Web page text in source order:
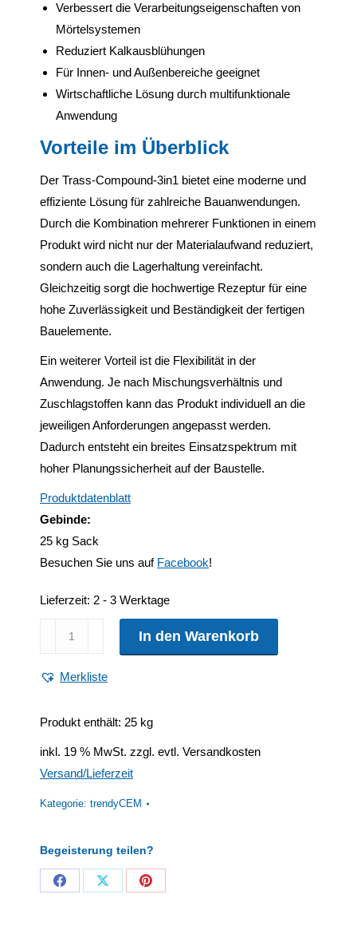
Verbessert die Verarbeitungseigenschaften von
Mörtelsystemen
Reduziert Kalkausblühungen
Für Innen- und Außenbereiche geeignet
Wirtschaftliche Lösung durch multifunktionale
Anwendung
Vorteile im Überblick
Der Trass-Compound-3in1 bietet eine moderne und
effiziente Lösung für zahlreiche Bauanwendungen.
Durch die Kombination mehrerer Funktionen in einem
Produkt wird nicht nur der Materialaufwand reduziert,
sondern auch die Lagerhaltung vereinfacht.
Gleichzeitig sorgt die hochwertige Rezeptur für eine
hohe Zuverlässigkeit und Beständigkeit der fertigen
Bauelemente.
Ein weiterer Vorteil ist die Flexibilität in der
Anwendung. Je nach Mischungsverhältnis und
Zuschlagstoffen kann das Produkt individuell an die
jeweiligen Anforderungen angepasst werden.
Dadurch entsteht ein breites Einsatzspektrum mit
hoher Planungssicherheit auf der Baustelle.
Produktdatenblatt
Gebinde:
25 kg Sack
Besuchen Sie uns auf Facebook!
Lieferzeit: 2 - 3 Werktage
Trass-
3in1
Universalbindemittel
Menge
In den Warenkorb
Merkliste
Produkt enthält: 25 kg
inkl. 19 % MwSt. zzgl. evtl. Versandkosten
Versand/Lieferzeit
Kategorie: trendyCEM
Begeisterung teilen?
Share
Share
Share